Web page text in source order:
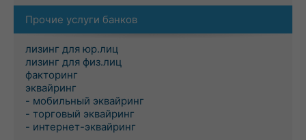
Прочие услуги банков
лизинг для юр.лиц
лизинг для физ.лиц
факторинг
эквайринг
- мобильный эквайринг
- торговый эквайринг
- интернет-эквайринг